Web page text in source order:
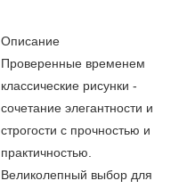
Описание
Проверенные временем
классические рисунки -
сочетание элегантности и
строгости с прочностью и
практичностью.
Великолепный выбор для